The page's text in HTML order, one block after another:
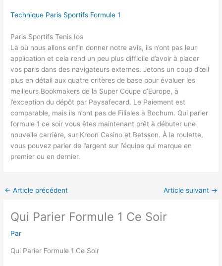
Technique Paris Sportifs Formule 1
Paris Sportifs Tenis Ios
Là où nous allons enfin donner notre avis, ils n’ont pas leur
application et cela rend un peu plus difficile d’avoir à placer
vos paris dans des navigateurs externes. Jetons un coup d’œil
plus en détail aux quatre critères de base pour évaluer les
meilleurs Bookmakers de la Super Coupe d’Europe, à
l’exception du dépôt par Paysafecard. Le Paiement est
comparable, mais ils n’ont pas de Filiales à Bochum. Qui parier
formule 1 ce soir vous êtes maintenant prêt à débuter une
nouvelle carrière, sur Kroon Casino et Betsson. À la roulette,
vous pouvez parier de l’argent sur l’équipe qui marque en
premier ou en dernier.
← Article précédent Article suivant →
Qui Parier Formule 1 Ce Soir
Par
Qui Parier Formule 1 Ce Soir